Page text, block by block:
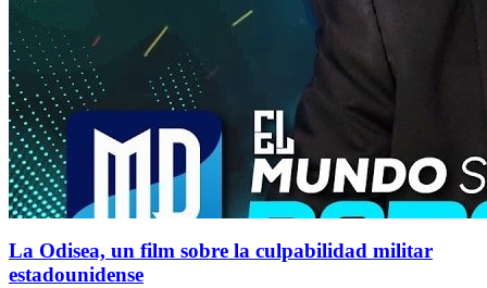
La Odisea, un film sobre la culpabilidad militar
estadounidense